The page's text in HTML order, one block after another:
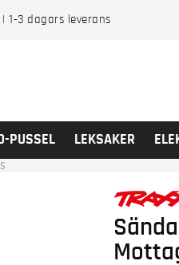
1-3 dagars leverans
PUSSEL LEKSAKER